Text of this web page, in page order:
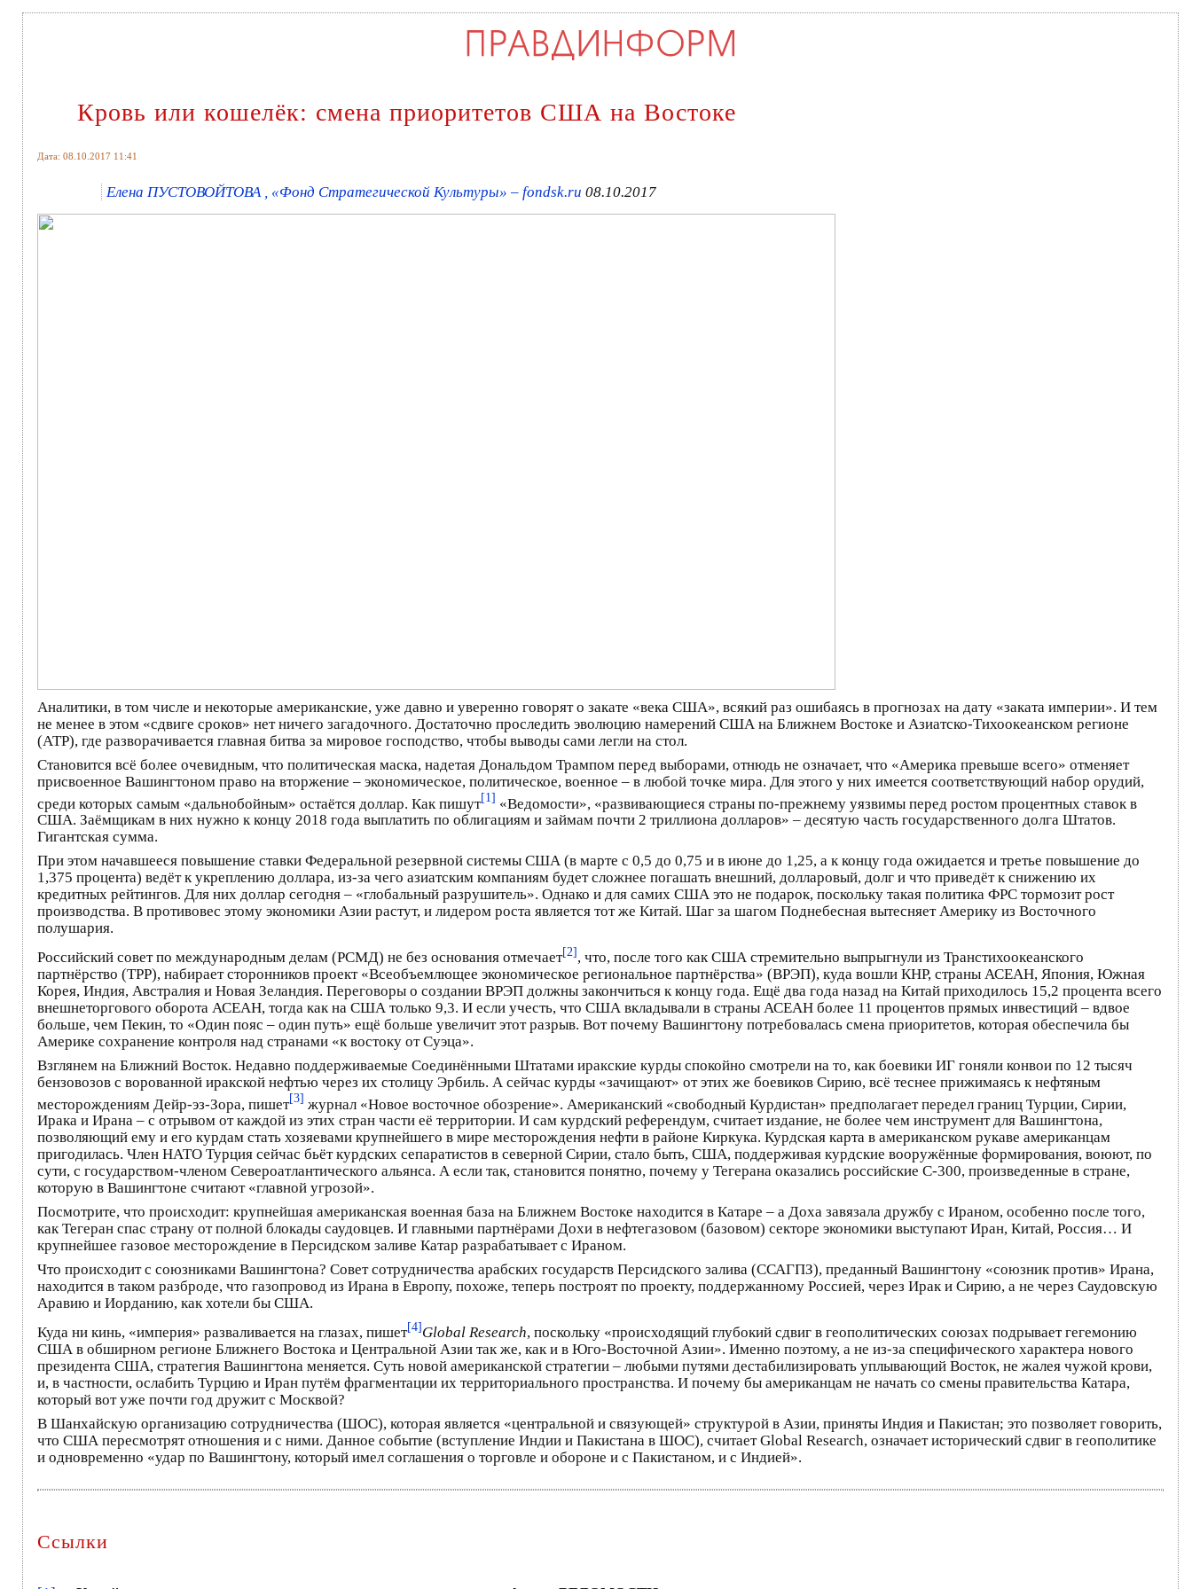
Кровь или кошелёк: смена приоритетов США на Востоке
Дата: 08.10.2017 11:41
Елена ПУСТОВОЙТОВА , «Фонд Стратегической Культуры» – fondsk.ru 08.10.2017
Аналитики, в том числе и некоторые американские, уже давно и уверенно говорят о закате «века США», всякий раз ошибаясь в прогнозах на дату «заката империи». И тем
не менее в этом «сдвиге сроков» нет ничего загадочного. Достаточно проследить эволюцию намерений США на Ближнем Востоке и Азиатско-Тихоокеанском регионе
(АТР), где разворачивается главная битва за мировое господство, чтобы выводы сами легли на стол.
Становится всё более очевидным, что политическая маска, надетая Дональдом Трампом перед выборами, отнюдь не означает, что «Америка превыше всего» отменяет
присвоенное Вашингтоном право на вторжение – экономическое, политическое, военное – в любой точке мира. Для этого у них имеется соответствующий набор орудий,
среди которых самым «дальнобойным» остаётся доллар. Как пишут[1] «Ведомости», «развивающиеся страны по-прежнему уязвимы перед ростом процентных ставок в
США. Заёмщикам в них нужно к концу 2018 года выплатить по облигациям и займам почти 2 триллиона долларов» – десятую часть государственного долга Штатов.
Гигантская сумма.
При этом начавшееся повышение ставки Федеральной резервной системы США (в марте с 0,5 до 0,75 и в июне до 1,25, а к концу года ожидается и третье повышение до
1,375 процента) ведёт к укреплению доллара, из-за чего азиатским компаниям будет сложнее погашать внешний, долларовый, долг и что приведёт к снижению их
кредитных рейтингов. Для них доллар сегодня – «глобальный разрушитель». Однако и для самих США это не подарок, поскольку такая политика ФРС тормозит рост
производства. В противовес этому экономики Азии растут, и лидером роста является тот же Китай. Шаг за шагом Поднебесная вытесняет Америку из Восточного
полушария.
Российский совет по международным делам (РСМД) не без основания отмечает[2], что, после того как США стремительно выпрыгнули из Транстихоокеанского
партнёрство (TPP), набирает сторонников проект «Всеобъемлющее экономическое региональное партнёрства» (ВРЭП), куда вошли КНР, страны АСЕАН, Япония, Южная
Корея, Индия, Австралия и Новая Зеландия. Переговоры о создании ВРЭП должны закончиться к концу года. Ещё два года назад на Китай приходилось 15,2 процента всего
внешнеторгового оборота АСЕАН, тогда как на США только 9,3. И если учесть, что США вкладывали в страны АСЕАН более 11 процентов прямых инвестиций – вдвое
больше, чем Пекин, то «Один пояс – один путь» ещё больше увеличит этот разрыв. Вот почему Вашингтону потребовалась смена приоритетов, которая обеспечила бы
Америке сохранение контроля над странами «к востоку от Суэца».
Взглянем на Ближний Восток. Недавно поддерживаемые Соединёнными Штатами иракские курды спокойно смотрели на то, как боевики ИГ гоняли конвои по 12 тысяч
бензовозов с ворованной иракской нефтью через их столицу Эрбиль. А сейчас курды «зачищают» от этих же боевиков Сирию, всё теснее прижимаясь к нефтяным
месторождениям Дейр-эз-Зора, пишет[3] журнал «Новое восточное обозрение». Американский «свободный Курдистан» предполагает передел границ Турции, Сирии,
Ирака и Ирана – с отрывом от каждой из этих стран части её территории. И сам курдский референдум, считает издание, не более чем инструмент для Вашингтона,
позволяющий ему и его курдам стать хозяевами крупнейшего в мире месторождения нефти в районе Киркука. Курдская карта в американском рукаве американцам
пригодилась. Член НАТО Турция сейчас бьёт курдских сепаратистов в северной Сирии, стало быть, США, поддерживая курдские вооружённые формирования, воюют, по
сути, с государством-членом Североатлантического альянса. А если так, становится понятно, почему у Тегерана оказались российские С-300, произведенные в стране,
которую в Вашингтоне считают «главной угрозой».
Посмотрите, что происходит: крупнейшая американская военная база на Ближнем Востоке находится в Катаре – а Доха завязала дружбу с Ираном, особенно после того,
как Тегеран спас страну от полной блокады саудовцев. И главными партнёрами Дохи в нефтегазовом (базовом) секторе экономики выступают Иран, Китай, Россия… И
крупнейшее газовое месторождение в Персидском заливе Катар разрабатывает с Ираном.
Что происходит с союзниками Вашингтона? Совет сотрудничества арабских государств Персидского залива (ССАГПЗ), преданный Вашингтону «союзник против» Ирана,
находится в таком разброде, что газопровод из Ирана в Европу, похоже, теперь построят по проекту, поддержанному Россией, через Ирак и Сирию, а не через Саудовскую
Аравию и Иорданию, как хотели бы США.
Куда ни кинь, «империя» разваливается на глазах, пишет[4]Global Research, поскольку «происходящий глубокий сдвиг в геополитических союзах подрывает гегемонию
США в обширном регионе Ближнего Востока и Центральной Азии так же, как и в Юго-Восточной Азии». Именно поэтому, а не из-за специфического характера нового
президента США, стратегия Вашингтона меняется. Суть новой американской стратегии – любыми путями дестабилизировать уплывающий Восток, не жалея чужой крови,
и, в частности, ослабить Турцию и Иран путём фрагментации их территориального пространства. И почему бы американцам не начать со смены правительства Катара,
который вот уже почти год дружит с Москвой?
В Шанхайскую организацию сотрудничества (ШОС), которая является «центральной и связующей» структурой в Азии, приняты Индия и Пакистан; это позволяет говорить,
что США пересмотрят отношения и с ними. Данное событие (вступление Индии и Пакистана в ШОС), считает Global Research, означает исторический сдвиг в геополитике
и одновременно «удар по Вашингтону, который имел соглашения о торговле и обороне и с Пакистаном, и с Индией».
Ссылки